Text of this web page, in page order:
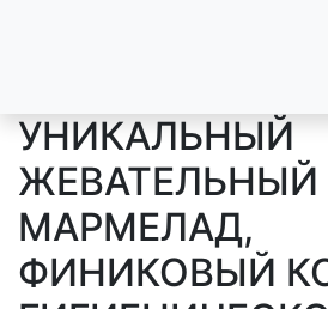
УНИКАЛЬНЫЙ
ЖЕВАТЕЛЬНЫЙ
МАРМЕЛАД,
ФИНИКОВЫЙ